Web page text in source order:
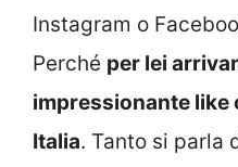
Instagram o
Perché per lei
impressionante like
Italia. Tanto si parla